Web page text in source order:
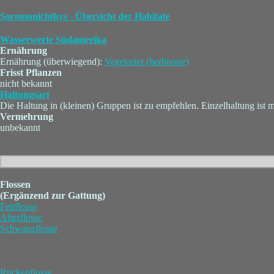
Soromonichthys - Übersicht der Habitate
Wasserwerte Südamerika
Ernährung
Ernährung (überwiegend): Vegetarier (herbivore)
Frisst Pflanzen
nicht bekannt
Haltungsart
Die Haltung in (kleinen) Gruppen ist zu empfehlen. Einzelhaltung ist
Vermehrung
unbekannt
Flossen
(Ergänzend zur Gattung)
Fettflosse
Afterflosse
Schwanzflosse